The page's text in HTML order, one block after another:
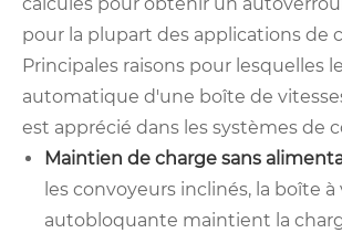
pour la plupart des applications de
Principales raisons pour lesquelles
automatique d'une boîte de
est apprécié dans les systèmes de
Maintien de charge sans
les convoyeurs inclinés, la boîte à
autobloquante maintient la